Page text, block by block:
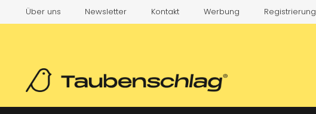
Über uns Newsletter Kontakt Werbung Registrierung